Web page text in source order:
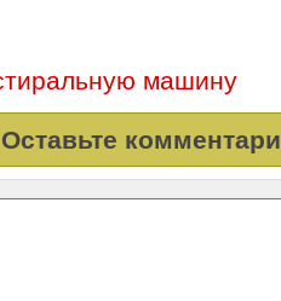
машину
Оставьте